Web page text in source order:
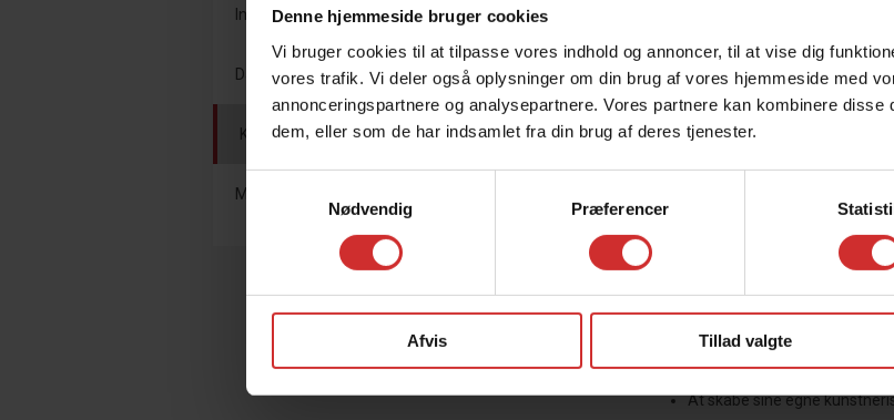
Denne hjemmeside bruger cookies
Vi bruger cookies til at tilpasse vores indhold og annoncer, til at vise dig
vores trafik. Vi deler også oplysninger om din brug af vores hjemmeside med
annonceringspartnere og analysepartnere. Vores partnere kan kombinere disse
dem, eller som de har indsamlet fra din brug af deres tjenester.
Nødvendig
Præferencer
Afvis Tillad valgte
Innovation
Dannelse
Kreativ
Musik
Vi skal inspireres af det, vi
billedsprog som
Faget handler altså om:
At skabe sine egne